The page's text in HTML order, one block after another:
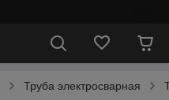
Труба электросварная